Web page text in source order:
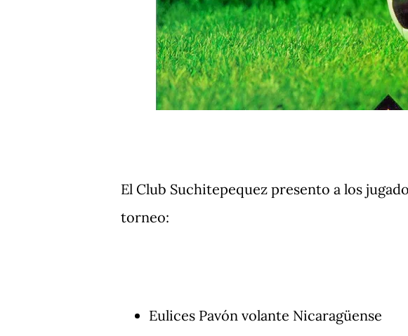
El Club Suchitepequez presento a los
torneo:
Eulices Pavón volante Nicaragüense